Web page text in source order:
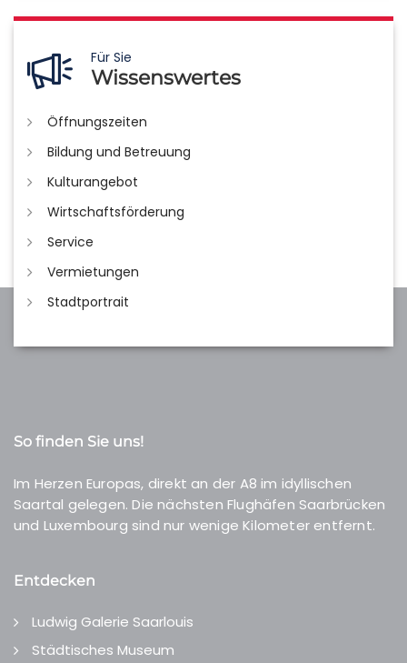
Für Sie
Wissenswertes
Öffnungszeiten
Bildung und Betreuung
Kulturangebot
Wirtschaftsförderung
Service
Vermietungen
Stadtportrait
So finden Sie uns!
Im Herzen Europas, direkt an der A8 im idyllischen
Saartal gelegen. Die nächsten Flughäfen Saarbrücken
und Luxembourg sind nur wenige Kilometer entfernt.
Entdecken
Ludwig Galerie Saarlouis
Städtisches Museum